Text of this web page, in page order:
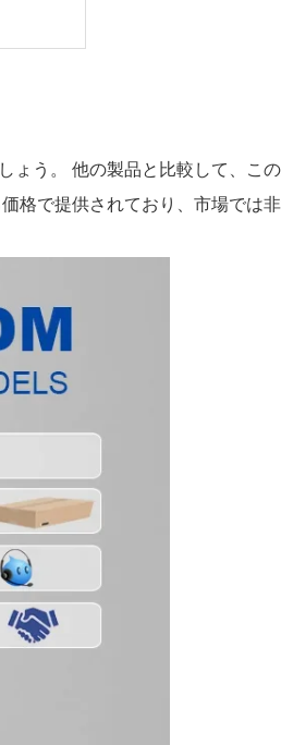
う。 他の製品と比較して、こ
で提供されており、市場では非